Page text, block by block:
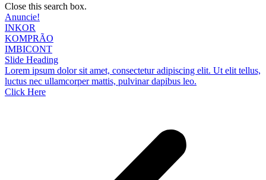
Close this search box.
Anuncie!
INKOR
KOMPRÃO
IMBICONT
Slide Heading
Lorem ipsum dolor sit amet, consectetur adipiscing elit. Ut elit tellus,
luctus nec ullamcorper mattis, pulvinar dapibus leo.
Click Here